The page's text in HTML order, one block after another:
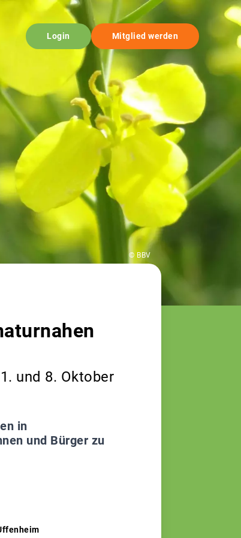
Login Mitglied werden
© BBV
und 8. Oktober
in
und Bürger zu